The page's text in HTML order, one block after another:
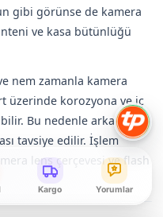
gibi görünse de kamera
ve kasa bütünlüğü
nem zamanla kamera
üzerinde korozyona ve iç
Bu nedenle arka cam
tavsiye edilir. İşlem
lens çerçevesi ve flash
Kargo Yorumlar